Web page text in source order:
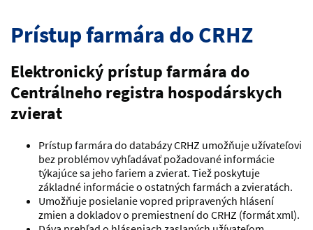
Prístup farmára do CRHZ
Elektronický prístup farmára do
Centrálneho registra hospodárskych
zvierat
Prístup farmára do databázy CRHZ umožňuje užívateľovi
bez problémov vyhľadávať požadované informácie
týkajúce sa jeho fariem a zvierat. Tiež poskytuje
základné informácie o ostatných farmách a zvieratách.
Umožňuje posielanie vopred pripravených hlásení
zmien a dokladov o premiestnení do CRHZ (formát xml).